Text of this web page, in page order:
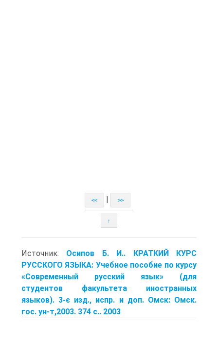
<< >>
↑
Источник: Осипов Б. И.. КРАТКИЙ КУРС
РУССКОГО ЯЗЫКА: Учебное пособие по курсу
«Современный русский язык» (для
студентов факультета иностранных
языков). 3-є изд., испр. и доп. Омск: Омск.
гос. ун-т,2003. 374 с.. 2003